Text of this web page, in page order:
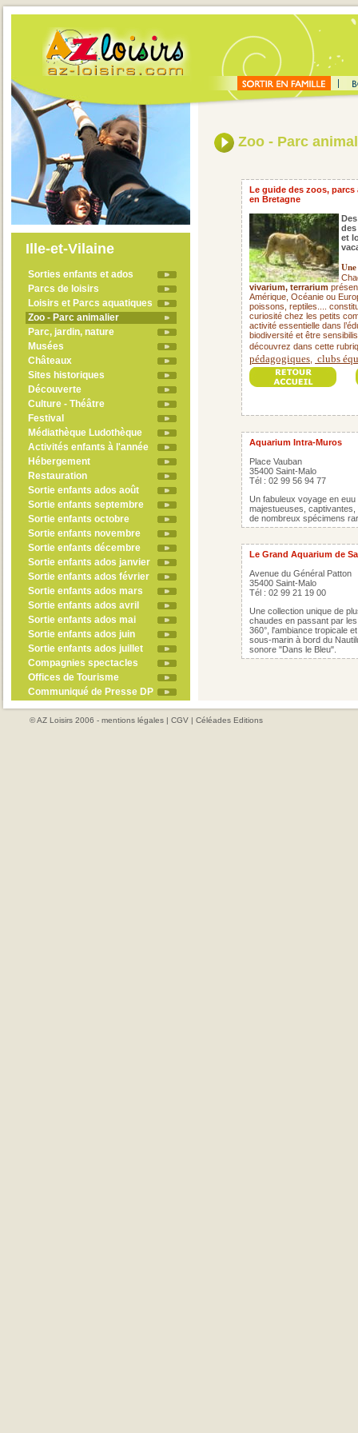
Ille-et-Vilaine
Sorties enfants et ados
Parcs de loisirs
Loisirs et Parcs aquatiques
Zoo - Parc animalier
Parc, jardin, nature
Musées
Châteaux
Sites historiques
Découverte
Culture - Théâtre
Festival
Médiathèque Ludothèque
Activités enfants à l'année
Hébergement
Restauration
Sortie enfants ados août
Sortie enfants septembre
Sortie enfants octobre
Sortie enfants novembre
Sortie enfants décembre
Sortie enfants ados janvier
Sortie enfants ados février
Sortie enfants ados mars
Sortie enfants ados avril
Sortie enfants ados mai
Sortie enfants ados juin
Sortie enfants ados juillet
Compagnies spectacles
Offices de Tourisme
Communiqué de Presse DP
Zoo - Parc
Le guide des zoos,
en Bretagne
et
vivarium, terrarium
Amérique, Océanie ou
poissons, reptiles....
curiosité chez les petits
activité essentielle dans
biodiversité et être
découvrez dans cette
pédagogiques clubs
Aquarium Intra-Muros
Place Vauban
35400 Saint-Malo
Tél : 02 99 56 94 77
Un fabuleux voyage en
majestueuses,
de nombreux spécimens
Le Grand Aquarium de
Avenue du Général Patton
35400 Saint-Malo
Tél : 02 99 21 19 00
Une collection unique de
chaudes en passant par
360°, l'ambiance tropicale
sous-marin à bord du
sonore "Dans le Bleu".
© AZ Loisirs 2006 - mentions légales | CGV | Céléades Editions